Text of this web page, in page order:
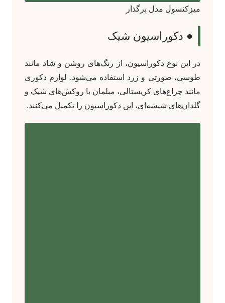
میزکنسول مدل برگذار
● دکوراسیون شیک
در این نوع دکوراسیون، از رنگ‌های روشن و شاد مانند
طوسی، صورتی و زرد استفاده می‌شود. لوازم دکوری
مانند چراغ‌های کریستالی، مبلمان با روکش‌های شیک و
گلدان‌های شیشه‌ای، این دکوراسیون را تکمیل می‌کنند.